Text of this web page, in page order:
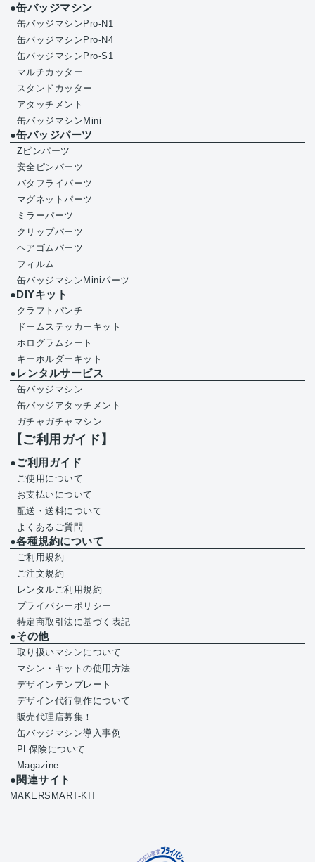
●缶バッジマシン
缶バッジマシンPro-N1
缶バッジマシンPro-N4
缶バッジマシンPro-S1
マルチカッター
スタンドカッター
アタッチメント
缶バッジマシンMini
●缶バッジパーツ
Zピンパーツ
安全ピンパーツ
バタフライパーツ
マグネットパーツ
ミラーパーツ
クリップパーツ
ヘアゴムパーツ
フィルム
缶バッジマシンMiniパーツ
●DIYキット
クラフトパンチ
ドームステッカーキット
ホログラムシート
キーホルダーキット
●レンタルサービス
缶バッジマシン
缶バッジアタッチメント
ガチャガチャマシン
【ご利用ガイド】
●ご利用ガイド
ご使用について
お支払いについて
配送・送料について
よくあるご質問
●各種規約について
ご利用規約
ご注文規約
レンタルご利用規約
プライバシーポリシー
特定商取引法に基づく表記
●その他
取り扱いマシンについて
マシン・キットの使用方法
デザインテンプレート
デザイン代行制作について
販売代理店募集！
缶バッジマシン導入事例
PL保険について
Magazine
●関連サイト
MAKERSMART-KIT